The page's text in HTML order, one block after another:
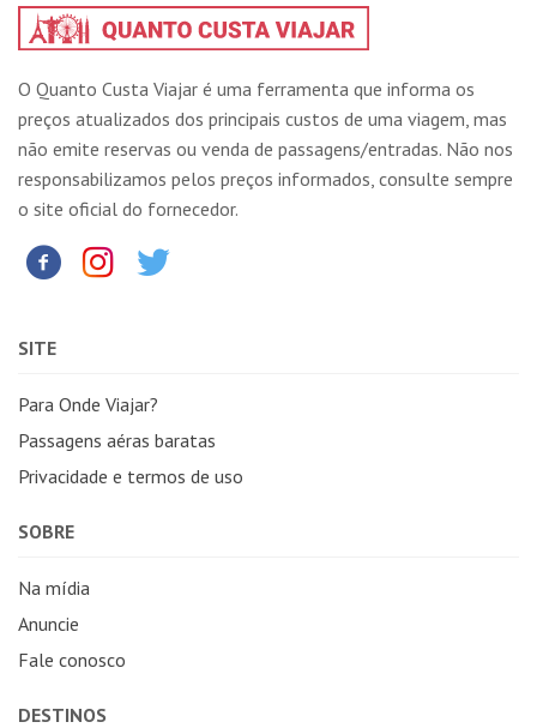
O Quanto Custa Viajar é uma ferramenta que informa os
preços atualizados dos principais custos de uma viagem, mas
não emite reservas ou venda de passagens/entradas. Não nos
responsabilizamos pelos preços informados, consulte sempre
o site oficial do fornecedor.
SITE
Para Onde Viajar?
Passagens aéras baratas
Privacidade e termos de uso
SOBRE
Na mídia
Anuncie
Fale conosco
DESTINOS